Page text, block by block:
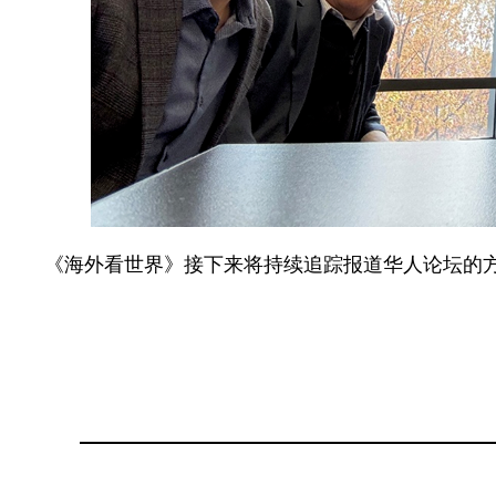
《海外看世界》接下来将持续追踪报道华人论坛的